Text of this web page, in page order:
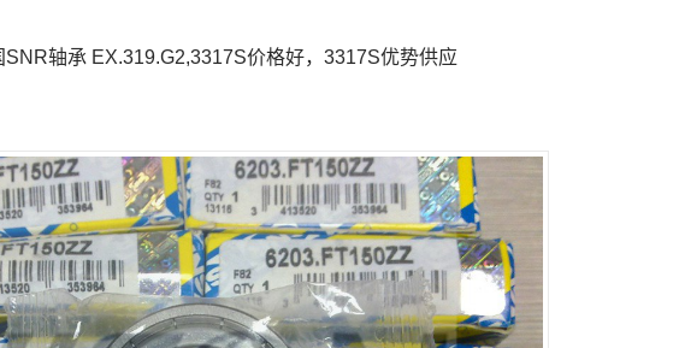
SNR轴承 EX.319.G2,3317S价格好，3317S优势供应